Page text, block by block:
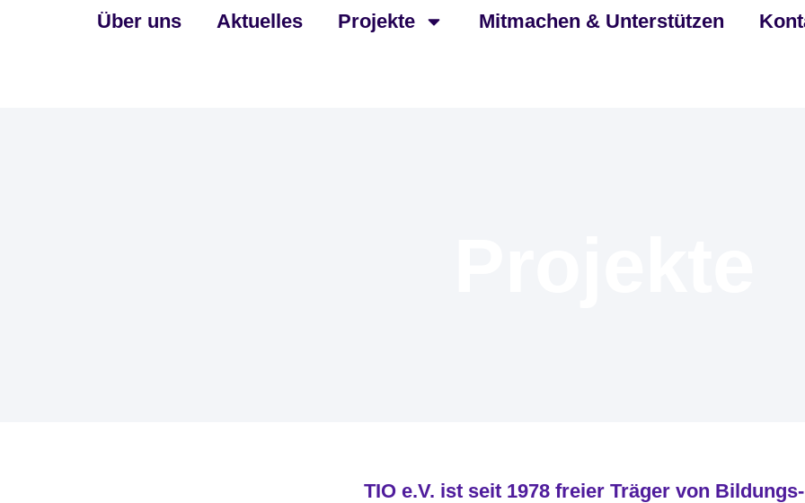
Über uns Aktuelles Projekte Mitmachen & Unterstützen
TIO e.V. ist seit 1978 freier Träger von